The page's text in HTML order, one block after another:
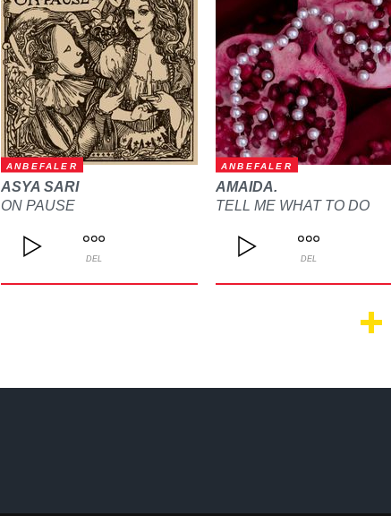
ANBEFALER
ASYA SARI
ON PAUSE
DEL
ANBEFALER
AMAIDA.
TELL ME WHAT TO DO
DEL